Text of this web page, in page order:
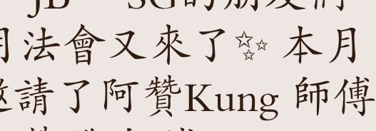
法會又來了✨ 本月
了阿贊Kung 師傅